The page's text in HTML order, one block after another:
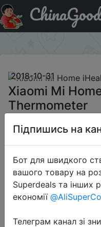
Знижка на Xiaomi Mi
2018-10-31
Xiaomi Mi
Thermometer
Підпишись на
Бот для швидкого
вашого товару на
Superdeals та інших
економії
Телеграм канал зі